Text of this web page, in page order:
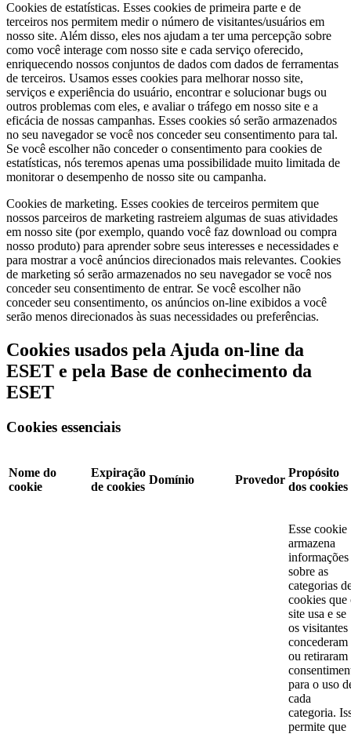
Cookies de estatísticas. Esses cookies de primeira parte e de
terceiros nos permitem medir o número de visitantes/usuários em
nosso site. Além disso, eles nos ajudam a ter uma percepção sobre
como você interage com nosso site e cada serviço oferecido,
enriquecendo nossos conjuntos de dados com dados de ferramentas
de terceiros. Usamos esses cookies para melhorar nosso site,
serviços e experiência do usuário, encontrar e solucionar bugs ou
outros problemas com eles, e avaliar o tráfego em nosso site e a
eficácia de nossas campanhas. Esses cookies só serão armazenados
no seu navegador se você nos conceder seu consentimento para tal.
Se você escolher não conceder o consentimento para cookies de
estatísticas, nós teremos apenas uma possibilidade muito limitada de
monitorar o desempenho de nosso site ou campanha.
Cookies de marketing. Esses cookies de terceiros permitem que
nossos parceiros de marketing rastreiem algumas de suas atividades
em nosso site (por exemplo, quando você faz download ou compra
nosso produto) para aprender sobre seus interesses e necessidades e
para mostrar a você anúncios direcionados mais relevantes. Cookies
de marketing só serão armazenados no seu navegador se você nos
conceder seu consentimento de entrar. Se você escolher não
conceder seu consentimento, os anúncios on-line exibidos a você
serão menos direcionados às suas necessidades ou preferências.
Cookies usados pela Ajuda on-line da
ESET e pela Base de conhecimento da
ESET
Cookies essenciais
Nome do
cookie
Expiração
de cookies
Domínio Provedor
Propósito
dos cookies
Esse cookie
armazena
informações
sobre as
categorias
cookies que
site usa e se
os visitantes
concederam
ou retiraram
para o uso
cada
categoria.
permite que